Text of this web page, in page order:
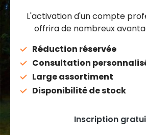
L'activation d'un compte
offrira de nombreux
Réduction réservée
Consultation
Large assortiment
Disponibilité de stock
Inscription